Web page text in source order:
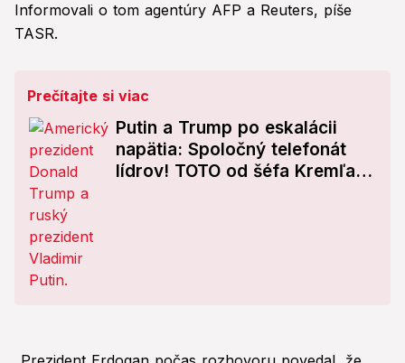
Informovali o tom agentúry AFP a Reuters, píše
TASR.
Prečítajte si viac
Putin a Trump po eskalácii
napätia: Spoločný telefonát
lídrov! TOTO od šéfa Kremľa